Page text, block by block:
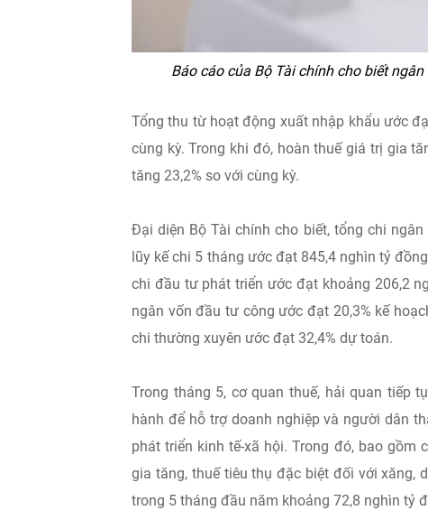
Báo cáo của Bộ Tài chính cho biết
Tổng thu từ hoạt động xuất nhập khẩu ước
cùng kỳ. Trong khi đó, hoàn thuế giá trị gia
tăng 23,2% so với cùng kỳ.
Đại diện Bộ Tài chính cho biết, tổng chi
lũy kế chi 5 tháng ước đạt 845,4 nghìn tỷ
chi đầu tư phát triển ước đạt khoảng 206,2
ngân vốn đầu tư công ước đạt 20,3% kế
chi thường xuyên ước đạt 32,4% dự toán.
Trong tháng 5, cơ quan thuế, hải quan tiếp
hành để hỗ trợ doanh nghiệp và người dân
phát triển kinh tế-xã hội. Trong đó, bao
gia tăng, thuế tiêu thụ đặc biệt đối với xăng,
trong 5 tháng đầu năm khoảng 72,8 nghìn tỷ